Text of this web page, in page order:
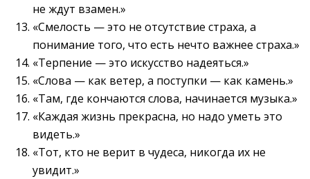
не ждут взамен.»
«Смелость — это не отсутствие страха, а
понимание того, что есть нечто важнее страха.»
«Терпение — это искусство надеяться.»
«Слова — как ветер, а поступки — как камень.»
«Там, где кончаются слова, начинается музыка.»
«Каждая жизнь прекрасна, но надо уметь это
видеть.»
«Тот, кто не верит в чудеса, никогда их не
увидит.»